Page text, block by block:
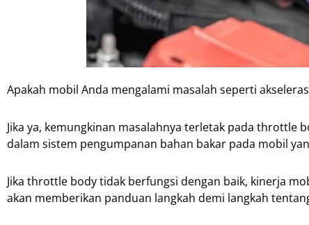
Apakah mobil Anda mengalami masalah seperti
Jika ya, kemungkinan masalahnya terletak pada
dalam sistem pengumpanan bahan bakar pada mobil
Jika throttle body tidak berfungsi dengan baik, kinerja
akan memberikan panduan langkah demi langkah